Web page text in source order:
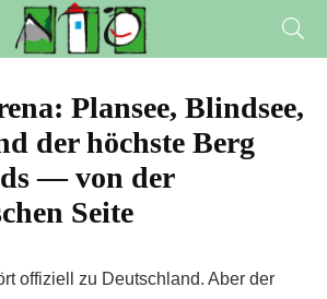
Plansee, Blindsee,
der höchste Berg
— von der
Seite
offiziell zu Deutschland. Aber der